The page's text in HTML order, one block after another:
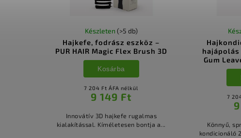
Hajkefe, fodrász eszköz –
PUR HAIR Magic Flex Brush 3D
Készleten (>5 db)
7 204 Ft ÁFA nélkül
9 149 Ft
Kosárba
Innovátív 3D hajkefe rugalmas
kialakítással. Kíméletesen bontja a...
hajápolás
Gum
7
Könnyű,
kondicionáló